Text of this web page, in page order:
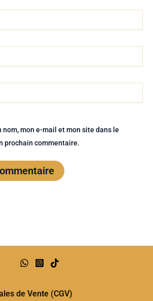
nom, mon e-mail et mon site dans le
prochain commentaire.
de Vente (CGV)